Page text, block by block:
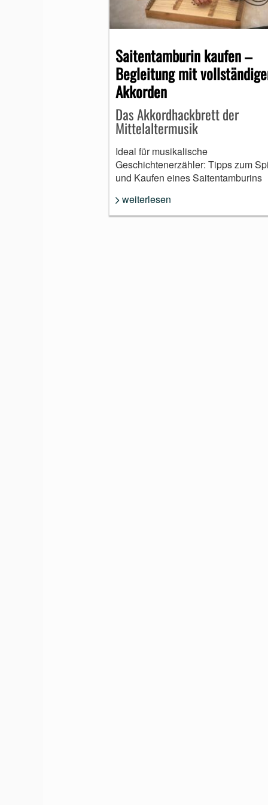
MUNDHARMONIKA
Saitentamburin kaufen –
Begleitung mit
Akkorden
Das Akkordhackbrett der
Mittelaltermusik
Ideal für musikalische
Geschichtenerzähler: Tipps zum
und Kaufen eines Saitentamburins
weiterlesen